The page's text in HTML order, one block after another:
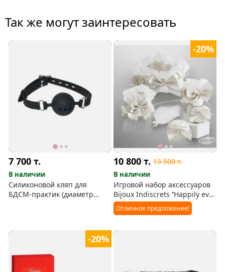
Так же могут заинтересовать
7 700т.
В наличии
Силиконовой кляп для
БДСМ-практик (диаметр
-20%
10 800т. 13 500т.
В наличии
Игровой набор аксессуаров
Bijoux Indiscrets ’’Happily ever
after’’ в белом цвете
Отличное предложение!
-20%